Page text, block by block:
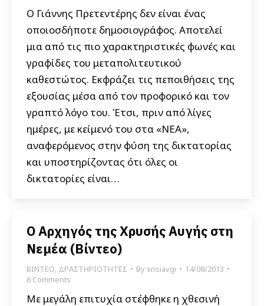
Ο Γιάννης Πρετεντέρης δεν είναι ένας
οποιοσδήποτε δημοσιογράφος. Αποτελεί
μια από τις πιο χαρακτηριστικές φωνές και
γραφίδες του μεταπολιτευτικού
καθεστώτος. Εκφράζει τις πεποιθήσεις της
εξουσίας μέσα από τον προφορικό και τον
γραπτό λόγο του. Έτσι, πριν από λίγες
ημέρες, με κείμενό του στα «ΝΕΑ»,
αναφερόμενος στην φύση της δικτατορίας
και υποστηρίζοντας ότι όλες οι
δικτατορίες είναι…
Ο Αρχηγός της Χρυσής Αυγής στη
Νεμέα (Βίντεο)
ΒΙΝΤΕΟ, ΔΡΑΣΤΗΡΙΟΤΗΤΕΣ Byxrisiavgi
14/08/2013
6 Comments
Με μεγάλη επιτυχία στέφθηκε η χθεσινή